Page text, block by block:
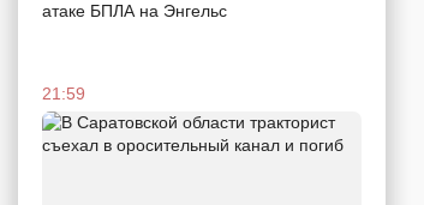
атаке БПЛА на Энгельс
21:59